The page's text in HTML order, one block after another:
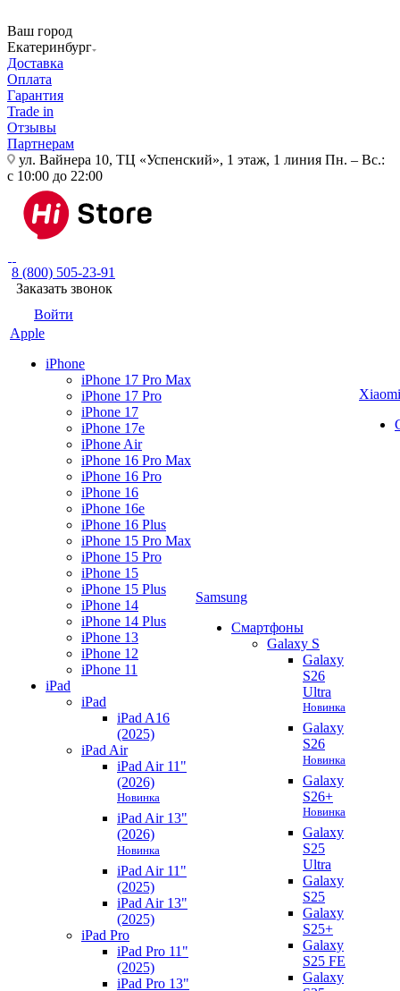
Ваш город
Екатеринбург
Доставка
Оплата
Гарантия
Trade in
Отзывы
Партнерам
ул. Вайнера 10, ТЦ «Успенский», 1 этаж, 1 линия Пн. – Вс.:
с 10:00 до 22:00
8 (800) 505-23-91
Заказать звонок
Войти
Apple
iPhone
iPhone 17 Pro Max
iPhone 17 Pro
iPhone 17
iPhone 17e
iPhone Air
iPhone 16 Pro Max
iPhone 16 Pro
iPhone 16
iPhone 16e
iPhone 16 Plus
iPhone 15 Pro Max
iPhone 15 Pro
iPhone 15
iPhone 15 Plus
iPhone 14
iPhone 14 Plus
iPhone 13
iPhone 12
iPhone 11
iPad
iPad
iPad A16
(2025)
iPad Air
iPad Air 11"
(2026)
Новинка
iPad Air 13"
(2026)
Новинка
iPad Air 11"
(2025)
iPad Air 13"
(2025)
iPad Pro
iPad Pro 11"
(2025)
iPad Pro 13"
Samsung
Смартфоны
Galaxy S
Galaxy
S26
Ultra
Новинка
Galaxy
S26
Новинка
Galaxy
S26+
Новинка
Galaxy
S25
Ultra
Galaxy
S25
Galaxy
S25+
Galaxy
S25 FE
Galaxy
Xiaomi